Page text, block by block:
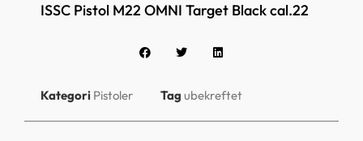
ISSC Pistol M22 OMNI Target Black cal.22
Kategori Pistoler Tag ubekreftet